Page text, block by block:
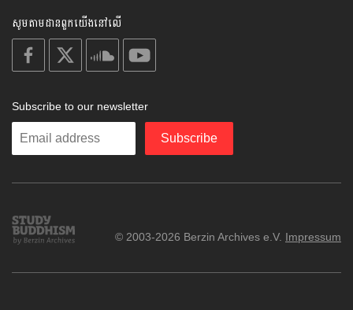
សូមតាមដានពួកយើងនៅលើ
on
facebook
on on
soundcloud
on
Subscribe to our newsletter
Enter
Subscribe
Study
Buddhism
© 2003-2026 Berzin Archives e.V. Impressum